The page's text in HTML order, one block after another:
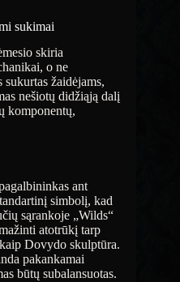
sukimai
skiria
o ne
žaidėjams,
nešiotų didžiąją dalį
komponentų,
ant
simbolį, kad
sąrankoje „Wilds“
atotrūkį tarp
Dovydo skulptūra.
pakankamai
būtų subalansuotas.